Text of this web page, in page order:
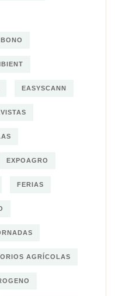
EASYSCANN
EXPOAGRO
FERIAS
AGRÍCOLAS